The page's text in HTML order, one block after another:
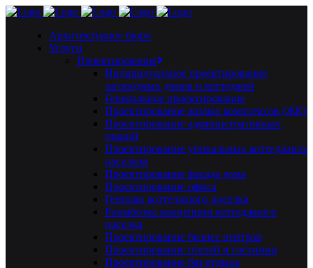
Архитектурное бюро
Услуги
Проектирование
Индивидуальное проектирование
загородных домов и коттеджей
Генеральное проектирование
Проектирование жилых комплексов (ЖК)
Проектирование административных
зданий
Проектирование уникальных коттеджных
поселков
Проектирование фасада дома
Проектирование офиса
Генплан коттеджного поселка
Разработка концепции коттеджного
поселка
Проектирование бизнес центров
Проектирование отелей и гостиниц
Проектирование баз отдыха